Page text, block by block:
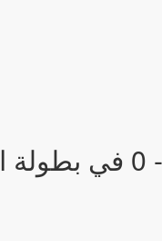
فاز فريق الأهلي على